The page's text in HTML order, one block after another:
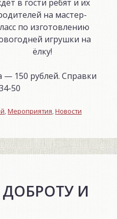
в гости ребят и их
на мастер-
по изготовлению
игрушки на
ёлку!
— 150 рублей. Справки
50
Мероприятия Новости
И